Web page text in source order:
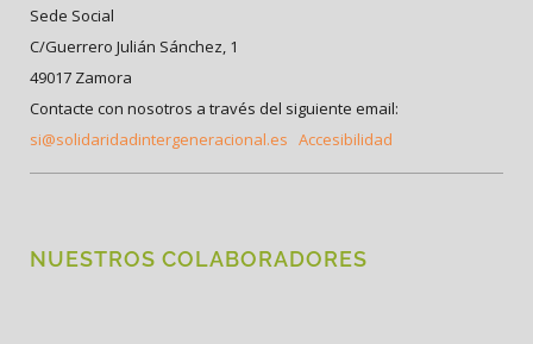
Sede Social
C/Guerrero Julián Sánchez, 1
49017 Zamora
Contacte con nosotros a través del siguiente email:
si@solidaridadintergeneracional.es Accesibilidad
NUESTROS COLABORADORES